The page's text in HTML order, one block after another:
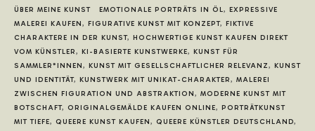
ÜBER MEINE KUNST EMOTIONALE PORTRÄTS IN ÖL, EXPRESSIVE
MALEREI KAUFEN, FIGURATIVE KUNST MIT KONZEPT, FIKTIVE
CHARAKTERE IN DER KUNST, HOCHWERTIGE KUNST KAUFEN DIREKT
VOM KÜNSTLER, KI-BASIERTE KUNSTWERKE, KUNST FÜR
SAMMLER*INNEN, KUNST MIT GESELLSCHAFTLICHER RELEVANZ, KUNST
UND IDENTITÄT, KUNSTWERK MIT UNIKAT-CHARAKTER, MALEREI
ZWISCHEN FIGURATION UND ABSTRAKTION, MODERNE KUNST MIT
BOTSCHAFT, ORIGINALGEMÄLDE KAUFEN ONLINE, PORTRÄTKUNST
MIT TIEFE, QUEERE KUNST KAUFEN, QUEERE KÜNSTLER DEUTSCHLAND,